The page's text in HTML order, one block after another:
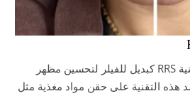
الفنانة صابرين خضعت لتقنية RRS كبديل للفيلر لتحسين مظهر
هذه التقنية على حقن مواد مغذية مثل